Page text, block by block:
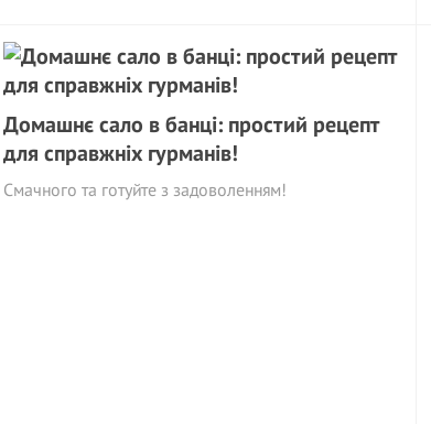
Домашнє сало в банці: простий рецепт
для справжніх гурманів!
Смачного та готуйте з задоволенням!